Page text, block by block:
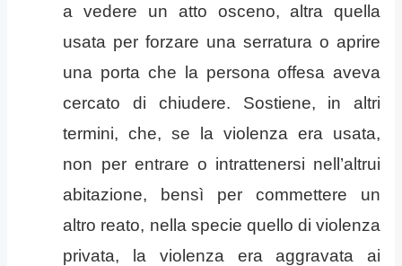
a vedere un atto osceno, altra quella
usata per forzare una serratura o aprire
una porta che la persona offesa aveva
cercato di chiudere. Sostiene, in altri
termini, che, se la violenza era usata,
non per entrare o intrattenersi nell’altrui
abitazione, bensì per commettere un
altro reato, nella specie quello di violenza
privata, la violenza era aggravata ai